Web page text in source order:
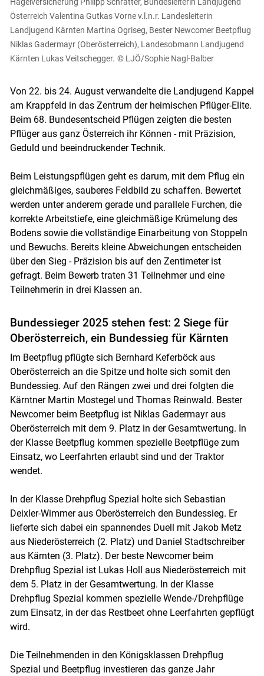
Skip to main content
Hagelversicherung Philipp Schratter, Bundesleiterin Landjugend
Österreich Valentina Gutkas Vorne v.l.n.r. Landesleiterin
Landjugend Kärnten Martina Ogriseg, Bester Newcomer Beetpflug
Niklas Gadermayr (Oberösterreich), Landesobmann Landjugend
Kärnten Lukas Veitschegger. © LJÖ/Sophie Nagl-Balber
Von 22. bis 24. August verwandelte die Landjugend Kappel
am Krappfeld in das Zentrum der heimischen Pflüger-Elite.
Beim 68. Bundesentscheid Pflügen zeigten die besten
Pflüger aus ganz Österreich ihr Können - mit Präzision,
Geduld und beeindruckender Technik.
Beim Leistungspflügen geht es darum, mit dem Pflug ein
gleichmäßiges, sauberes Feldbild zu schaffen. Bewertet
werden unter anderem gerade und parallele Furchen, die
korrekte Arbeitstiefe, eine gleichmäßige Krümelung des
Bodens sowie die vollständige Einarbeitung von Stoppeln
und Bewuchs. Bereits kleine Abweichungen entscheiden
über den Sieg - Präzision bis auf den Zentimeter ist
gefragt. Beim Bewerb traten 31 Teilnehmer und eine
Teilnehmerin in drei Klassen an.
Bundessieger 2025 stehen fest: 2 Siege für
Oberösterreich, ein Bundessieg für Kärnten
Im Beetpflug pflügte sich Bernhard Keferböck aus
Oberösterreich an die Spitze und holte sich somit den
Bundessieg. Auf den Rängen zwei und drei folgten die
Kärntner Martin Mostegel und Thomas Reinwald. Bester
Newcomer beim Beetpflug ist Niklas Gadermayr aus
Oberösterreich mit dem 9. Platz in der Gesamtwertung. In
der Klasse Beetpflug kommen spezielle Beetpflüge zum
Einsatz, wo Leerfahrten erlaubt sind und der Traktor
wendet.
In der Klasse Drehpflug Spezial holte sich Sebastian
Deixler-Wimmer aus Oberösterreich den Bundessieg. Er
lieferte sich dabei ein spannendes Duell mit Jakob Metz
aus Niederösterreich (2. Platz) und Daniel Stadtschreiber
aus Kärnten (3. Platz). Der beste Newcomer beim
Drehpflug Spezial ist Lukas Holl aus Niederösterreich mit
dem 5. Platz in der Gesamtwertung. In der Klasse
Drehpflug Spezial kommen spezielle Wende-/Drehpflüge
zum Einsatz, in der das Restbeet ohne Leerfahrten gepflügt
wird.
Die Teilnehmenden in den Königsklassen Drehpflug
Spezial und Beetpflug investieren das ganze Jahr